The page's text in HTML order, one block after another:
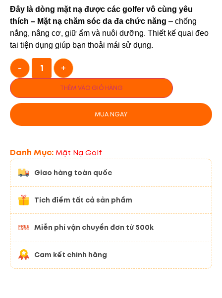
Đây là dòng mặt nạ được các golfer vô cùng yêu
thích – Mặt nạ chăm sóc da đa chức năng – chống
nắng, nâng cơ, giữ ẩm và nuôi dưỡng. Thiết kế quai đeo
tai tiện dụng giúp bạn thoải mái sử dụng.
- +
THÊM VÀO GIỎ HÀNG
MUA NGAY
Danh Mục:Mặt Nạ Golf
Giao hàng toàn quốc
Tích điểm tất cả sản phẩm
Miễn phí vận chuyển đơn từ 500k
Cam kết chính hãng